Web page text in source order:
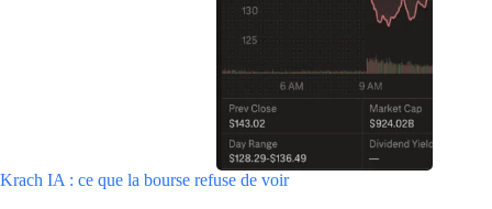
Krach IA : ce que la bourse refuse de voir